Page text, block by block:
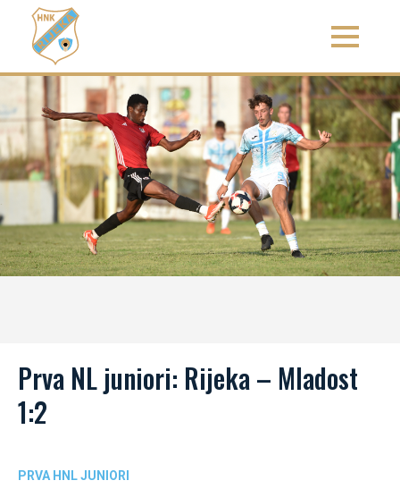
Prva NL juniori: Rijeka – Mladost
1:2
PRVA HNL JUNIORI